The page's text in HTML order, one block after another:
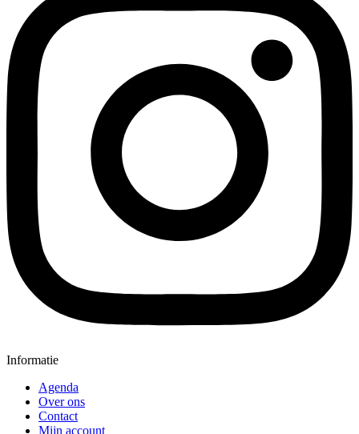
Informatie
Agenda
Over ons
Contact
Mijn account